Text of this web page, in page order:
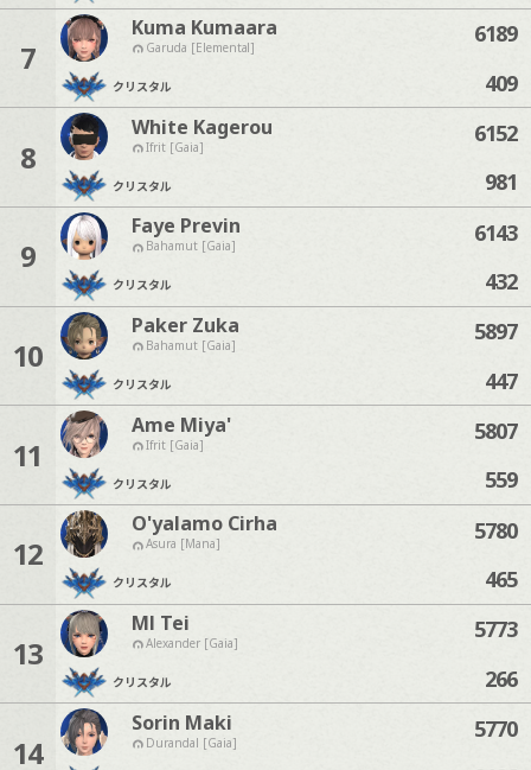
7
Kuma Kumaara
Garuda [Elemental]
クリスタル
6189
409
8
White Kagerou
Ifrit [Gaia]
クリスタル
6152
981
9
Faye Previn
Bahamut [Gaia]
クリスタル
6143
432
10
Paker Zuka
Bahamut [Gaia]
クリスタル
5897
447
11
Ame Miya'
Ifrit [Gaia]
クリスタル
5807
559
12
O'yalamo Cirha
Asura [Mana]
クリスタル
5780
465
13
Ml Tei
Alexander [Gaia]
クリスタル
5773
266
14
Sorin Maki
Durandal [Gaia]
5770